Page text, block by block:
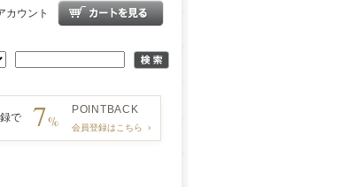
カウント
で 7%
POINT BACK
会員登録はこちら ›